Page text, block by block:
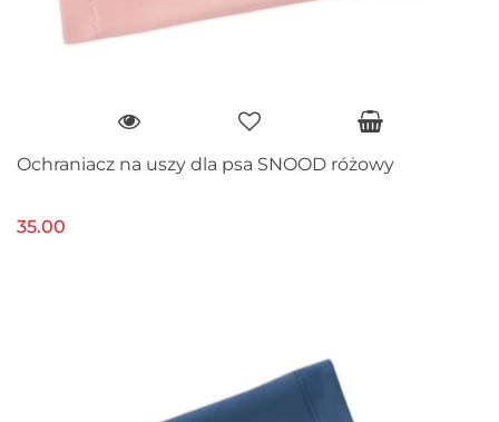
Ochraniacz na uszy dla psa SNOOD różowy
35.00